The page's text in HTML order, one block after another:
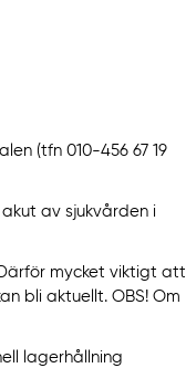
(tfn 010-456 67 19
av sjukvården i
mycket viktigt att
bli aktuellt. OBS! Om
lagerhållning